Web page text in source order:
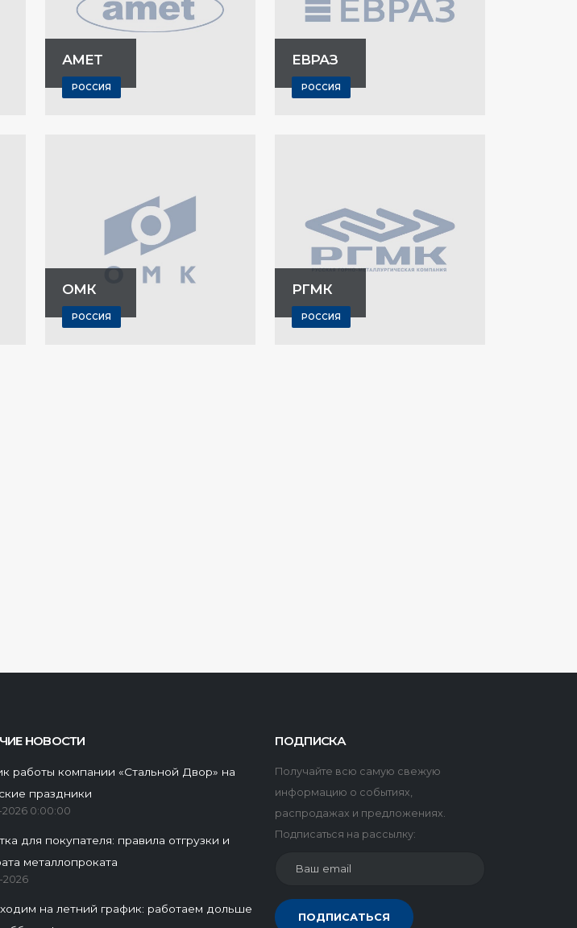
АМЕТ
РОССИЯ
ЕВРАЗ
РОССИЯ
ОМК
РОССИЯ
РГМК
РОССИЯ
НОВОСТИ
работы компании «Стальной Двор» на
праздники
2026 0:00:00
для покупателя: правила отгрузки и
металлопроката
2026
на летний график: работаем дольше
ПОДПИСКА
Получайте всю самую свежую
информацию о событиях,
распродажах и предложениях.
Подписаться на рассылку:
ПОДПИСАТЬСЯ